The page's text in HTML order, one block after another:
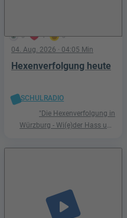
5 1 0
04. Aug. 2026 · 04:05 Min
Hexenverfolgung heute
SCHULRADIO
"Die Hexenverfolgung in
Würzburg - Wi(e)der Hass und
play_arrow